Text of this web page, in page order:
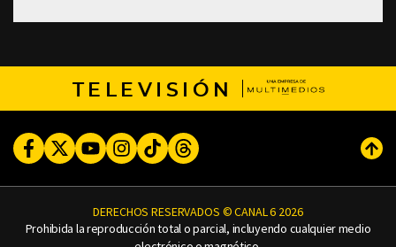
TELEVISIÓN
FacebookTwitterYoutubeInstagram
TikTokThreads
DERECHOS RESERVADOS © CANAL 6 2026
Prohibida la reproducción total o parcial, incluyendo cualquier medio